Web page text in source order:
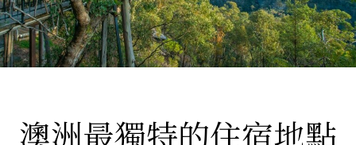
澳洲最獨特的住宿地點